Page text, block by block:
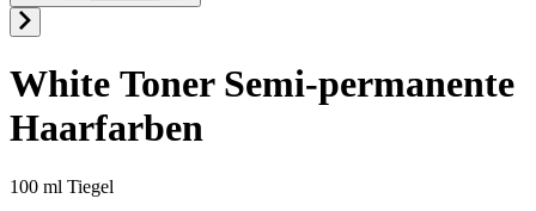
White Toner Semi-permanente
Haarfarben
Produktinformatione
100 ml Tiegel